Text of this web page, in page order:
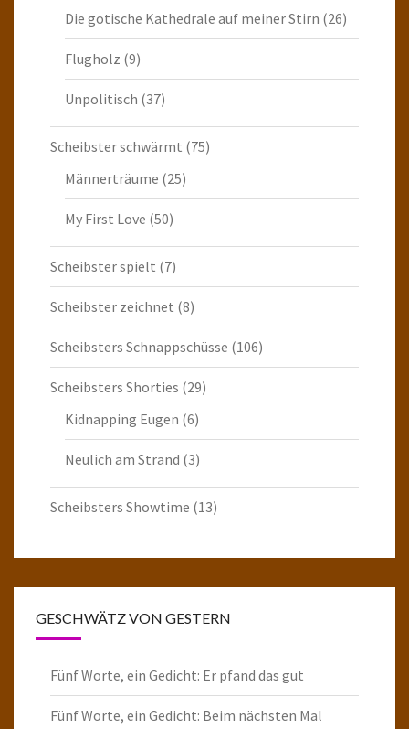
Die gotische Kathedrale auf meiner Stirn (26)
Flugholz (9)
Unpolitisch (37)
Scheibster schwärmt (75)
Männerträume (25)
My First Love (50)
Scheibster spielt (7)
Scheibster zeichnet (8)
Scheibsters Schnappschüsse (106)
Scheibsters Shorties (29)
Kidnapping Eugen (6)
Neulich am Strand (3)
Scheibsters Showtime (13)
GESCHWÄTZ VON GESTERN
Fünf Worte, ein Gedicht: Er pfand das gut
Fünf Worte, ein Gedicht: Beim nächsten Mal